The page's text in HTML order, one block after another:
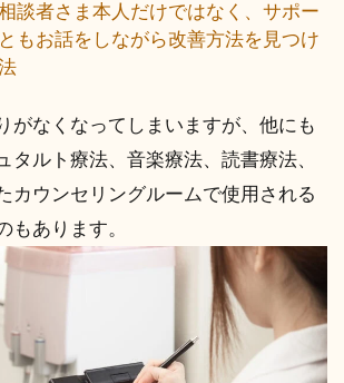
談者さま本人だけではなく、サポー
もお話をしながら改善方法を見つけ
がなくなってしまいますが、他にも
タルト療法、音楽療法、読書療法、
カウンセリングルームで使用される
もあります。